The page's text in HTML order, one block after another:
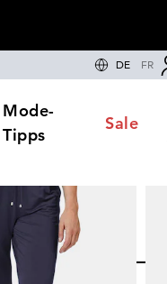
DE FR
Mode-
Tipps
Sale